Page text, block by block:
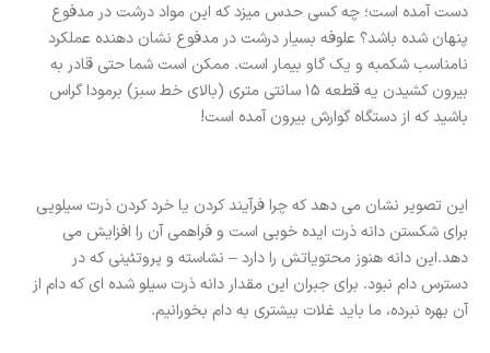
دست آمده است؛ چه کسی حدس میزد که این مواد درشت در مدفوع
پنهان شده باشد؟ علوفه بسیار درشت در مدفوع نشان دهنده عملکرد
نامناسب شکمبه و یک گاو بیمار است. ممکن است شما حتی قادر به
بیرون کشیدن یه قطعه 15 سانتی متری (بالای خط سبز) برمودا گراس
باشید که از دستگاه گوارش بیرون آمده است!
این تصویر نشان می دهد که چرا فرآیند کردن یا خرد کردن ذرت سیلویی
برای شکستن دانه ذرت ایده خوبی است و فراهمی آن را افزایش می
دهد.این دانه هنوز محتویاتش را دارد – نشاسته و پروتئینی که در
دسترس دام نبود. برای جبران این مقدار دانه ذرت سیلو شده ای که دام از
آن بهره نبرده، ما باید غلات بیشتری به دام بخورانیم.